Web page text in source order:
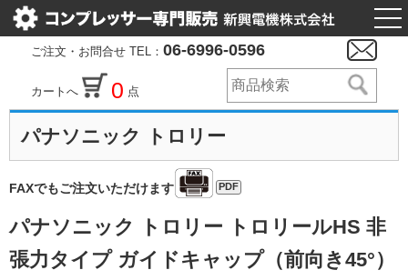
ご注文・お問合せ TEL： 06-6996-0596
カートへ 0 点
パナソニック トロリー
FAXでもご注文いただけます PDF
パナソニック トロリー トロリールHS 非
張力タイプ ガイドキャップ（前向き45°）